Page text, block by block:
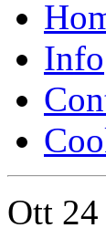
Info
Ott 24